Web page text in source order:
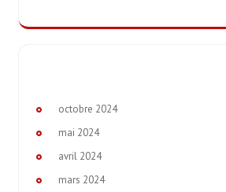
octobre 2024
mai 2024
avril 2024
mars 2024